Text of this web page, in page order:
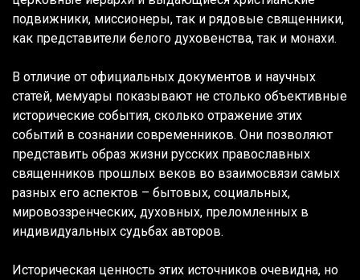
подвижники, миссионеры, так и рядовые священники,
как представители белого духовенства, так и монахи.
В отличие от официальных документов и научных
статей, мемуары показывают не столько объективные
исторические события, сколько отражение этих
событий в сознании современников. Они позволяют
представить образ жизни русских православных
священников прошлых веков во взаимосвязи самых
разных его аспектов – бытовых, социальных,
мировоззренческих, духовных, преломленных в
индивидуальных судьбах авторов.
Историческая ценность этих источников очевидна, но